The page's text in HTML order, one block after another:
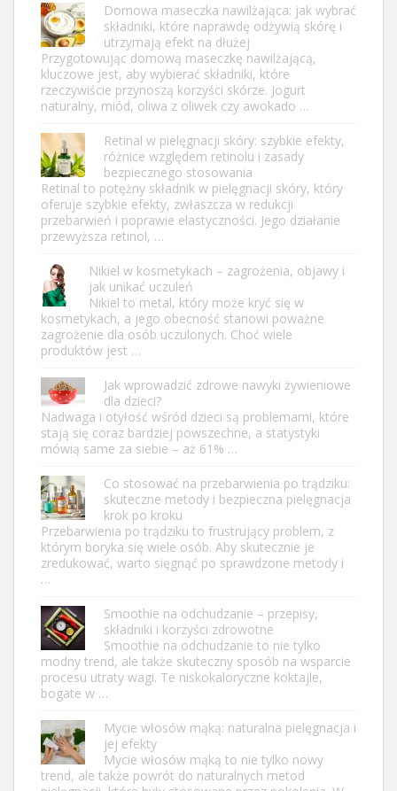
Domowa maseczka nawilżająca: jak wybrać
składniki, które naprawdę odżywią skórę i
utrzymają efekt na dłużej
Przygotowując domową maseczkę nawilżającą,
kluczowe jest, aby wybierać składniki, które
rzeczywiście przynoszą korzyści skórze. Jogurt
naturalny, miód, oliwa z oliwek czy awokado …
Retinal w pielęgnacji skóry: szybkie efekty,
różnice względem retinolu i zasady
bezpiecznego stosowania
Retinal to potężny składnik w pielęgnacji skóry, który
oferuje szybkie efekty, zwłaszcza w redukcji
przebarwień i poprawie elastyczności. Jego działanie
przewyższa retinol, …
Nikiel w kosmetykach – zagrożenia, objawy i
jak unikać uczuleń
Nikiel to metal, który może kryć się w
kosmetykach, a jego obecność stanowi poważne
zagrożenie dla osób uczulonych. Choć wiele
produktów jest …
Jak wprowadzić zdrowe nawyki żywieniowe
dla dzieci?
Nadwaga i otyłość wśród dzieci są problemami, które
stają się coraz bardziej powszechne, a statystyki
mówią same za siebie – aż 61% …
Co stosować na przebarwienia po trądziku:
skuteczne metody i bezpieczna pielęgnacja
krok po kroku
Przebarwienia po trądziku to frustrujący problem, z
którym boryka się wiele osób. Aby skutecznie je
zredukować, warto sięgnąć po sprawdzone metody i
…
Smoothie na odchudzanie – przepisy,
składniki i korzyści zdrowotne
Smoothie na odchudzanie to nie tylko
modny trend, ale także skuteczny sposób na wsparcie
procesu utraty wagi. Te niskokaloryczne koktajle,
bogate w …
Mycie włosów mąką: naturalna pielęgnacja i
jej efekty
Mycie włosów mąką to nie tylko nowy
trend, ale także powrót do naturalnych metod